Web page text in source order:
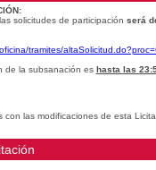
solicitudes de participación será
tramites/
de la subsanación es hasta las
con las modificaciones de esta